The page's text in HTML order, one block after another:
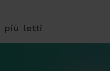
più letti